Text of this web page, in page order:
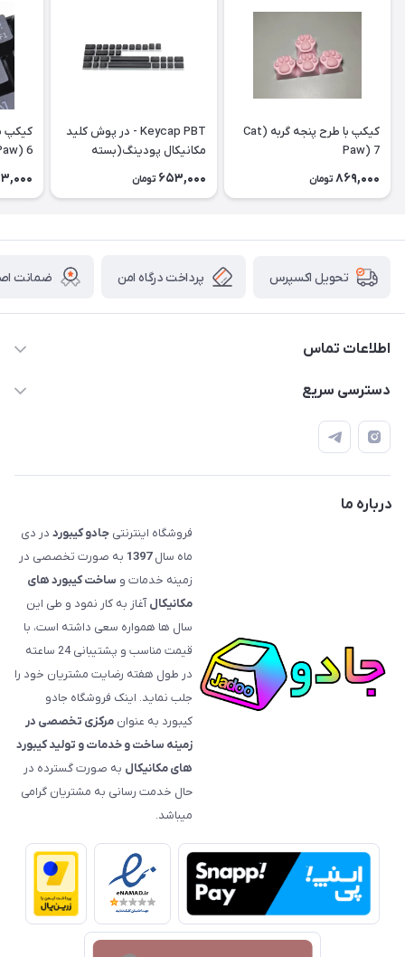
کیکپ با طرح پنجه گربه (Cat
Paw) 7
869,000 تومان
Keycap PBT - در پوش کلید
مکانیکال پودینگ(بسته
الحاقی) Extra Pudding
653,000 تومان
6
تحویل اکسپرس پرداخت درگاه امن ضمانت
اطلاعات تماس
09120992668
info@jadookb.com
حضوری، با هماهنگی)
دسترسی سریع
حساب کاربری
اصطلاحات و مفاهیم مرتبط به کیبوردهای مکانیکال
درباره ما
فروشگاه اینترنتی جادو کیبورد در دی
ماه سال1397 به صورت تخصصی در
زمینه خدمات و ساخت کیبورد های
مکانیکالآغاز به کار نمود و طی این
سال ها همواره سعی داشته است، با
قیمت‌ مناسب و پشتیبانی 24 ساعته
در طول هفته رضایت مشتریان خود را
جلب نماید. اینک فروشگاه جادو
کیبورد به عنوان مرکزی تخصصی در
زمینه ساخت و خدمات و تولید کیبورد
های مکانیکال به صورت گسترده در
حال خدمت رسانی به مشتریان گرامی
میباشد.